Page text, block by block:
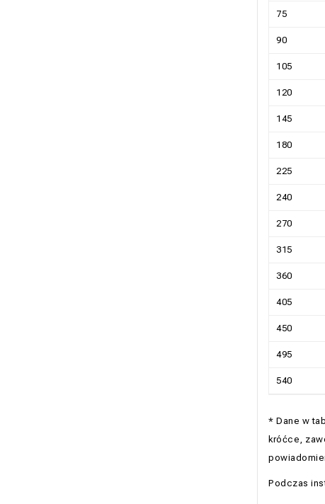
75
90
105
120
145
180
225
240
270
315
360
405
450
495
540
* Dane w
króćce,
Podczas